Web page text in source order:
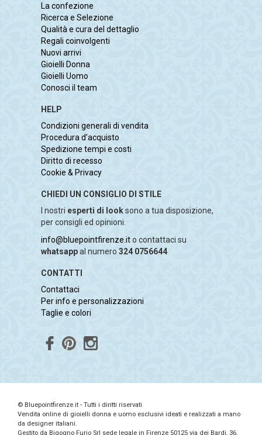
La confezione
Ricerca e Selezione
Qualità e cura del dettaglio
Regali coinvolgenti
Nuovi arrivi
Gioielli Donna
Gioielli Uomo
Conosci il team
HELP
Condizioni generali di vendita
Procedura d’acquisto
Spedizione tempi e costi
Diritto di recesso
Cookie & Privacy
CHIEDI UN CONSIGLIO DI STILE
I nostri esperti di looksono a tua disposizione,
per consigli ed opinioni.
info@bluepointfirenze.ito contattaci su
whatsappal numero 324 0756644
CONTATTI
Contattaci
Per info e personalizzazioni
Taglie e colori
© Bluepointfirenze.it - Tutti i diritti riservati
Vendita online di gioielli donna e uomo esclusivi ideati e realizzati a mano
da designer italiani.
Gestito da Bigogno Furio Srl sede legale in Firenze 50125 via dei Bardi, 36.